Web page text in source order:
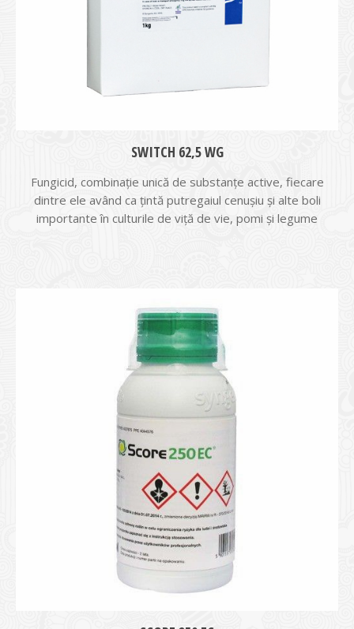
SWITCH 62,5 WG
Fungicid, combinație unică de substanțe active, fiecare
dintre ele având ca țintă putregaiul cenușiu și alte boli
importante în culturile de viță de vie, pomi și legume